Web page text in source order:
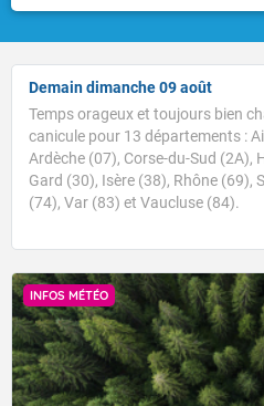
Demain dimanche 09 août
Temps orageux et toujours bien
canicule pour 13 départements :
Ardèche (07), Corse-du-Sud (2A),
Gard (30), Isère (38), Rhône (69),
(74), Var (83) et Vaucluse (84).
INFOS MÉTÉO